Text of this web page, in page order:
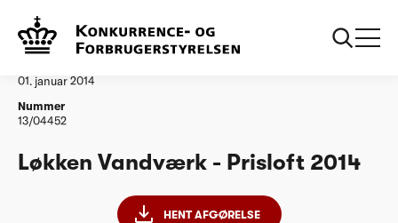
Vandtilsyn
01. januar 2014
Nummer
13/04452
Løkken Vandværk - Prisloft 2014
HENT AFGØRELSE